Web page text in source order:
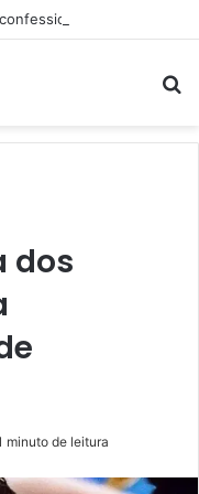
dos
minuto de leitura